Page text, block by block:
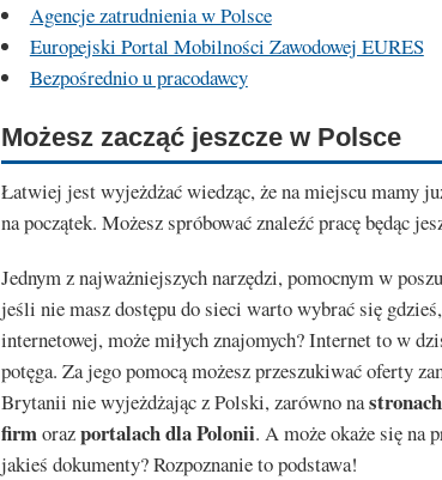
Agencje zatrudnienia w Polsce
Europejski Portal Mobilności Zawodowej EURES
Bezpośrednio u pracodawcy
Możesz zacząć jeszcze w Polsce
Łatwiej jest wyjeżdżać wiedząc, że na miejscu mamy
na początek. Możesz spróbować znaleźć pracę będąc
Jednym z najważniejszych narzędzi, pomocnym w
jeśli nie masz dostępu do sieci warto wybrać się
internetowej, może miłych znajomych? Internet to w
potęga. Za jego pomocą możesz przeszukiwać oferty
Brytanii nie wyjeżdżając z Polski, zarówno na
firmorazportalach dla Polonii. A może okaże się na
jakieś dokumenty? Rozpoznanie to podstawa!